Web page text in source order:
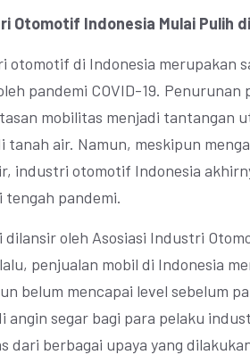
Otomotif Indonesia Mulai Pulih
otomotif di Indonesia merupakan
pandemi COVID-19.
mobilitas menjadi tantangan
tanah air. Namun, meskipun
industri otomotif Indonesia
tengah pandemi.
dilansir oleh Asosiasi Industri
penjualan mobil di Indonesia
belum mencapai level sebelum
angin segar bagi para pelaku
dari berbagai upaya yang